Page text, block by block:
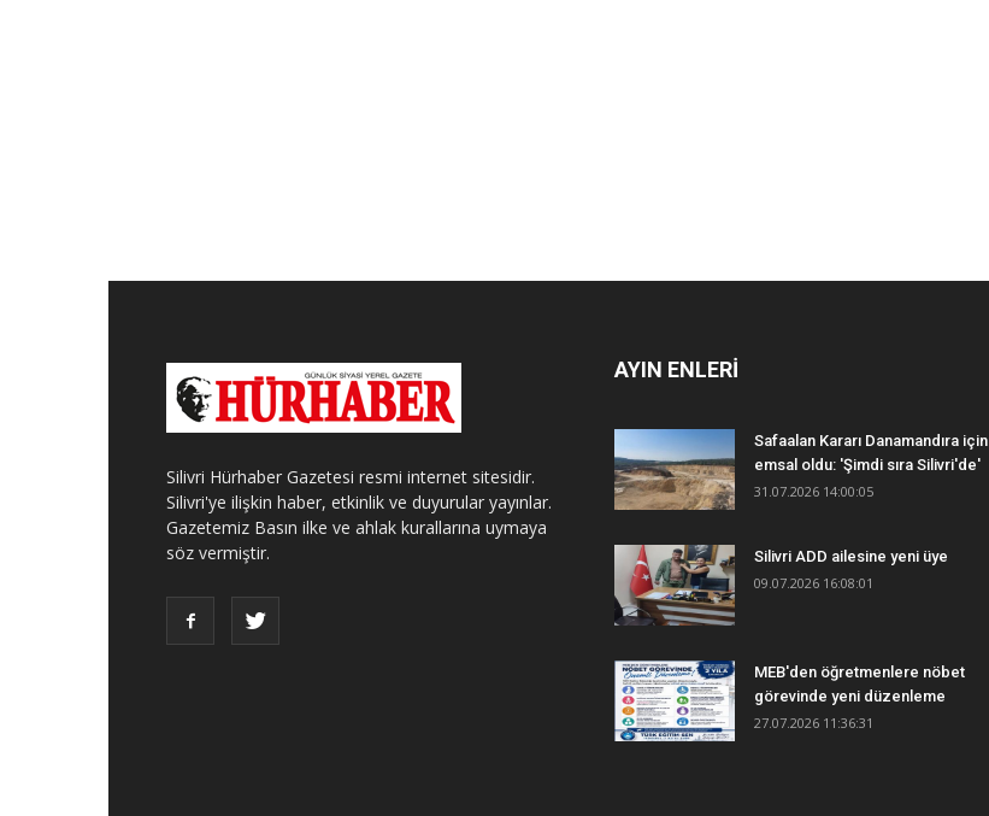
Silivri Hürhaber Gazetesi resmi internet sitesidir.
Silivri'ye ilişkin haber, etkinlik ve duyurular yayınlar.
Gazetemiz Basın ilke ve ahlak kurallarına uymaya
söz vermiştir.
AYIN ENLERİ
Safaalan Kararı Danamandıra için
emsal oldu: 'Şimdi sıra Silivri'de'
31.07.2026 14:00:05
Silivri ADD ailesine yeni üye
09.07.2026 16:08:01
MEB'den öğretmenlere nöbet
görevinde yeni düzenleme
27.07.2026 11:36:31